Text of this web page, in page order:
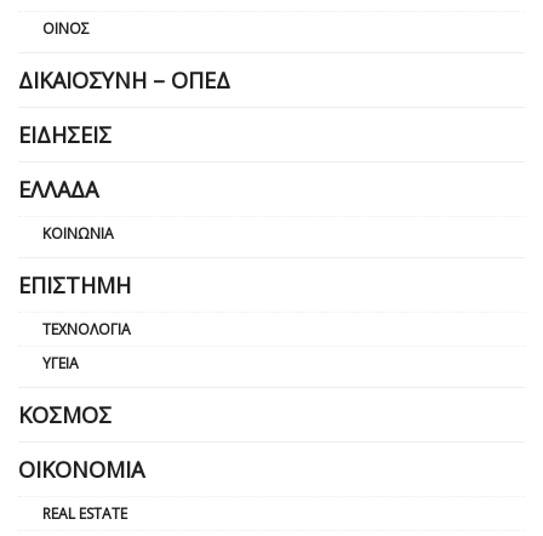
ΟΊΝΟΣ
ΔΙΚΑΙΟΣΎΝΗ – ΟΠΕΔ
ΕΙΔΉΣΕΙΣ
ΕΛΛΆΔΑ
ΚΟΙΝΩΝΊΑ
ΕΠΙΣΤΉΜΗ
ΤΕΧΝΟΛΟΓΊΑ
ΥΓΕΊΑ
ΚΌΣΜΟΣ
ΟΙΚΟΝΟΜΊΑ
REAL ESTATE